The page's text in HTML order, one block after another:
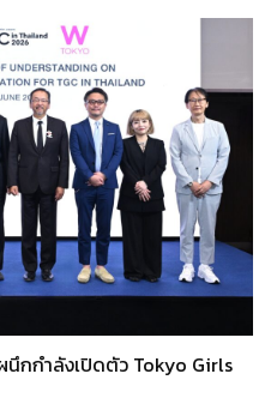
นึกกำลังเปิดตัว Tokyo Girls